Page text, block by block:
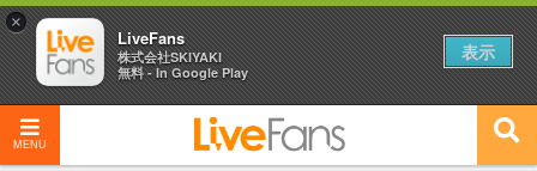
MENU
2026
04/27
×
LiveFans
株式会社SKIYAKI
無料 - In Google Play
表示